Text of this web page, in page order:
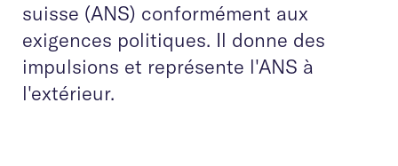
suisse (ANS) conformément aux
exigences politiques. Il donne des
impulsions et représente l'ANS à
l'extérieur.